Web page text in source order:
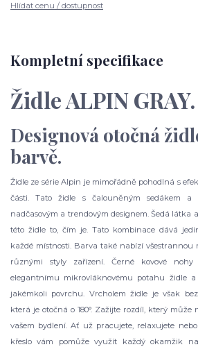
Hlídat cenu / dostupnost
Kompletní specifikace
Židle ALPIN GRAY.
Designová otočná
barvě.
Židle ze série Alpin je mimořádně pohodlná s
části. Tato židle s čalouněným sedákem a
nadčasovým a trendovým designem. Šedá látka
této židle to, čím je. Tato kombinace dává
každé místnosti. Barva také nabízí všestrannou
různými styly zařízení. Černé kovové
elegantnímu mikrovláknovému potahu židle
jakémkoli povrchu. Vrcholem židle je však
která je otočná o 180°. Zažijte rozdíl, který
vašem bydlení. Ať už pracujete, relaxujete
křeslo vám pomůže využít každý okamžik